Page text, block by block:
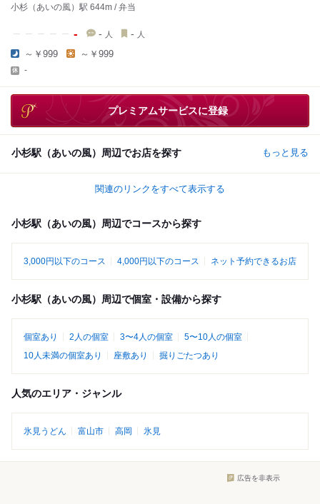
小杉（あいの風）駅 644m / 弁当
- - 人 - 人
～￥999 ～￥999
-
プレミアムサービスに登録
小杉駅（あいの風）周辺でお店を探す もっと見る
関連のリンクをすべて表示する
小杉駅（あいの風）周辺でコースから探す
3,000円以下のコース 4,000円以下のコース ネット予約できるお店
小杉駅（あいの風）周辺で個室・設備から探す
個室あり 2人の個室 3〜4人の個室
5〜10人の個室
10人未満の個室あり
座敷あり 掘りごたつあり
人気のエリア・ジャンル
氷見うどん 富山市 高岡 氷見
広告を非表示